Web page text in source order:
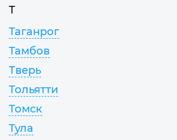
Т
Таганрог
Тамбов
Тверь
Тольятти
Томск
Тула